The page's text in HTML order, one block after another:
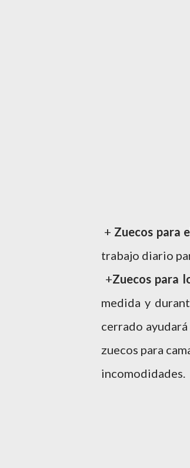
+ Zuecos para
trabajo diario
+Zuecos para
medida y
cerrado
zuecos para
incomodidades.